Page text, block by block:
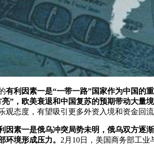
有利因素一是“一带一路”国家作为中国的
”，欧美衰退和中国复苏的预期带动大量境
观态度，有望吸引更多外资入境和资金回流
因素一是俄乌冲突局势未明，俄乌双方逐
环境形成压力。 2月10日，美国商务部工